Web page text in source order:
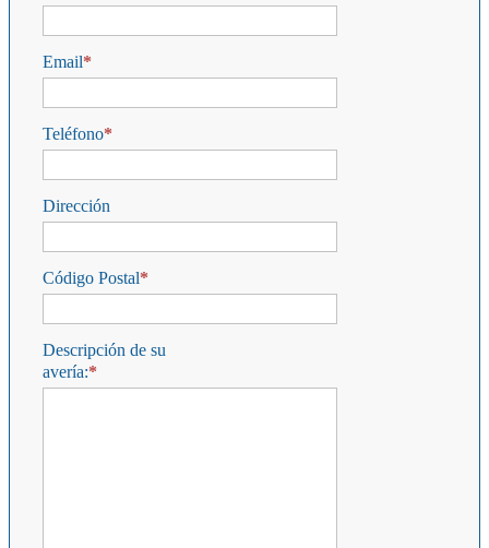
Email
Teléfono
Dirección
Código Postal
Descripción de su
avería: